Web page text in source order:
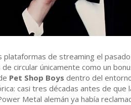
plataformas de streaming el
circular únicamente como un
Pet Shop Boys dentro del
casi tres décadas antes de que
Metal alemán ya había